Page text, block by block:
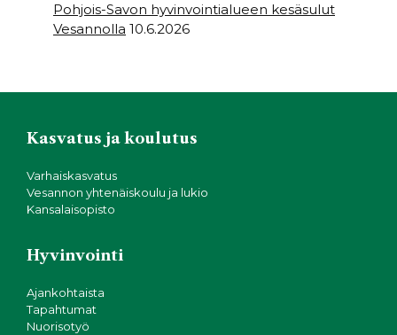
Pohjois-Savon hyvinvointialueen kesäsulut
Vesannolla 10.6.2026
Kasvatus ja koulutus
Varhaiskasvatus
Vesannon yhtenäiskoulu ja lukio
Kansalaisopisto
Hyvinvointi
Ajankohtaista
Tapahtumat
Nuorisotyö